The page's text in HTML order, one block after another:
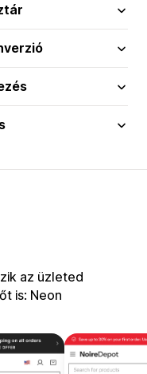
az üzleted
is: Neon